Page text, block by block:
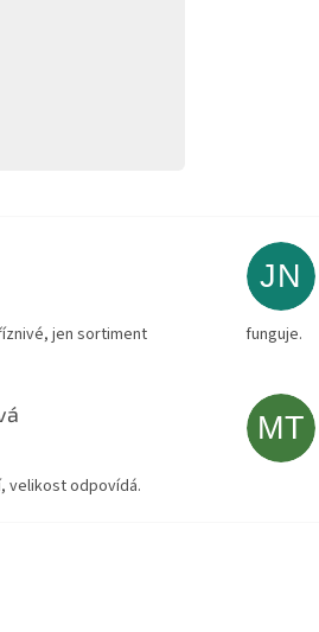
z 5 hvězdiček.
jen sortiment
JN
funguje.
z 5 hvězdiček.
velikost odpovídá.
MT